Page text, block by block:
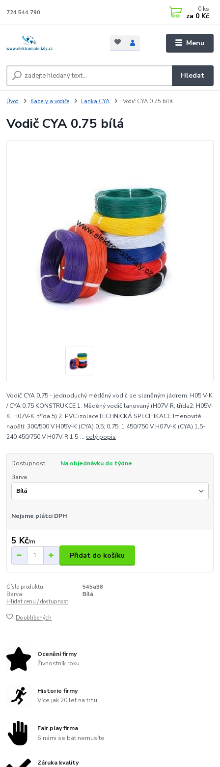
Menu
Hledat
724 544 790 0 ks
za 0 Kč
Úvod Kabely a vodiče Lanka CYA Vodič CYA 0.75 bílá
Vodič CYA 0.75 bílá
Vodič CYA 0,75 - jednoduchý měděný vodič se slaněným jádrem. H05 V-K
/ CYA 0.75 KONSTRUKCE 1. Měděný vodič lanovaný (H07V-R, třída2; H05V-
K, H07V-K, třída 5) 2. PVC izolaceTECHNICKÁ SPECIFIKACE Jmenovité
napětí: 300/500 V H05V-K (CYA) 0,5; 0,75; 1 450/750 V H07V-K (CYA) 1,5-
240 450/750 V H07V-R 1,5-... celý popis
Dostupnost
Na objednávku do týdne
Barva
Nejsme plátci DPH
5 Kč/m
Přidat do košíku
Číslo produktu:
545a38
Barva:
Bílá
Hlídat cenu / dostupnost
Do oblíbených
Ocenění firmy
Živnostník roku
Historie firmy
Více jak 20 let na trhu
Fair play firma
S námi se bát nemusíte
Záruka kvality